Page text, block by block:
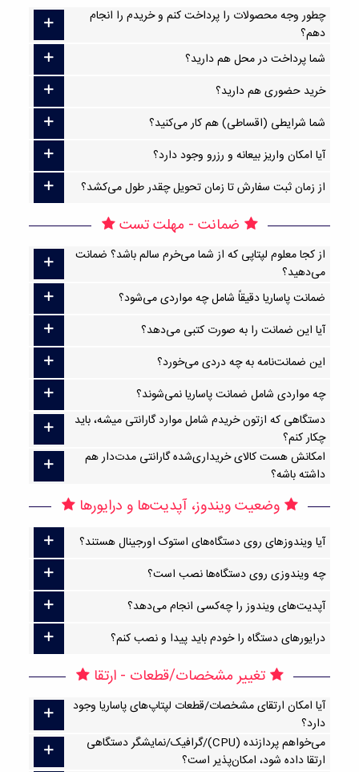
چطور وجه محصولات را پرداخت کنم و خریدم را انجام
دهم؟
شما پرداخت در محل هم دارید؟
خرید حضوری هم دارید؟
شما شرایطی (اقساطی) هم کار می‌کنید؟
آیا امکان واریز بیعانه و رزرو وجود دارد؟
از زمان ثبت سفارش تا زمان تحویل چقدر طول می‌کشد؟
ضمانت - مهلت تست
از کجا معلوم لپتاپی که از شما می‌خرم سالم باشد؟ ضمانت
می‌دهید؟
ضمانت پاساریا دقیقاً شامل چه مواردی می‌شود؟
آیا این ضمانت را به صورت کتبی می‌دهد؟
این ضمانت‌نامه به چه دردی می‌خورد؟
چه مواردی شامل ضمانت پاساریا نمی‌شوند؟
دستگاهی که ازتون خریدم شامل موارد گارانتی میشه، باید
چکار کنم؟
امکانش هست کالای خریداری‌شده گارانتی مدت‌دار هم
داشته باشه؟
وضعیت ویندوز، آپدیت‌ها و درایورها
آیا ویندوزهای روی دستگاه‌های استوک اورجینال هستند؟
چه ویندوزی روی دستگاه‌ها نصب است؟
آپدیت‌های ویندوز را چه‌کسی انجام می‌دهد؟
درایورهای دستگاه را خودم باید پیدا و نصب کنم؟
تغییر مشخصات/قطعات - ارتقا
آیا امکان ارتقا‌ی مشخصات/قطعات لپتاپ‌های پاساریا وجود
دارد؟
می‌خواهم پردازنده (CPU)/گرافیک/نمایشگر دستگاهی
ارتقا داده شود، امکان‌پذیر است؟